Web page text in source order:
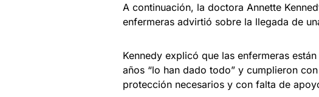
A continuación, la doctora Annette
enfermeras advirtió sobre la llegada de
Kennedy explicó que las enfermeras
años “lo han dado todo” y cumplieron
protección necesarios y con falta de